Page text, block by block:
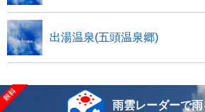
出湯温泉(五頭温泉郷)
雨雲レーダーで雨